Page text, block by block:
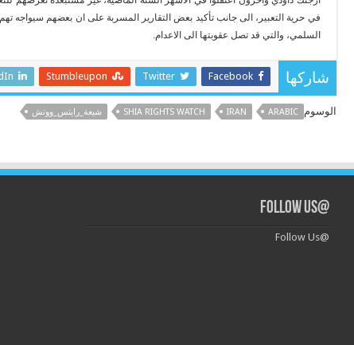
في حرية التعبير، الى جانب تأكيد بعض التقارير المسربة على ان بعضهم سيواجه
السلمي، والتي قد تصل عقوبتها الى الاعدام.
شاركها Facebook
Twitter
Stumbleupon
الوسوم ARABIC
IRAN
SHIA RIGHTS WATCH شيعة_رايتس_ووتش
@Follow Us
@Follow Us